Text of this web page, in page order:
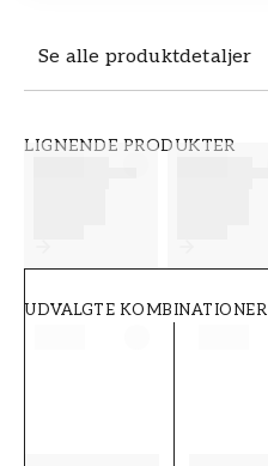
Se alle produktdetaljer
LIGNENDE PRODUKTER
UDVALGTE KOMBINATIONER